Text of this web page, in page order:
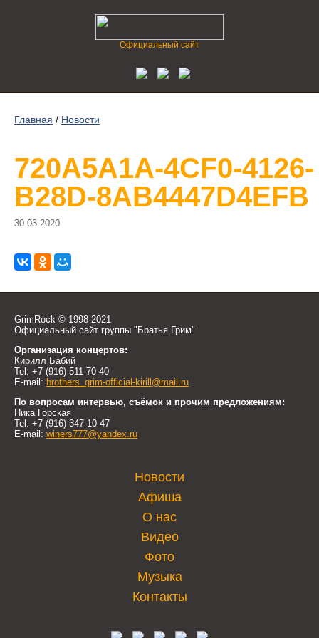
Официальный сайт
Главная / Новости
720A5A1A-4CF0-4126-
B28D-8AB4447D4EFB
30.03.2020
GrimRock © 1998-2021
Официальный сайт группы "Братья Грим"
Организация концертов:
Кирилл Бабий
Tel: +7 (916) 511-70-40
E-mail: brothers_grim-official-kirill@mail.ru
По вопросам интервью, съёмок и прочим предложениям:
Ника Горская
Tel: +7 (916) 347-10-47
E-mail: winers777@yandex.ru
Новости
Афиша
О нас
Видео
Фото
Музыка
Контакты